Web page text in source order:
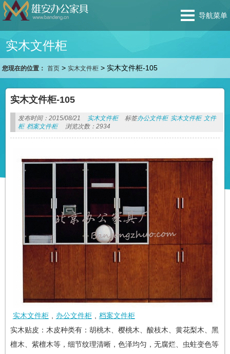
导航菜单
实木文件柜
您现在的位置： 首页 >实木文件柜 > 实木文件柜-105
实木文件柜-105
发布时间：2015/08/21 实木文件柜 标签办公文件柜 实木文件柜 文件
柜 档案文件柜 浏览次数：2934
实木文件柜 办公文件柜
档案文件柜
实木贴皮：木皮种类有：胡桃木、樱桃木、酸枝木、黄花梨木、黑
檀木、紫檀木等，细节纹理清晰，色泽均匀，无腐烂、虫蛀变色等